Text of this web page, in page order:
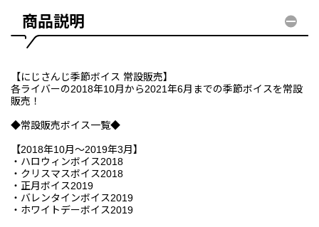
商品説明
【にじさんじ季節ボイス 常設販売】
各ライバーの2018年10月から2021年6月までの季節ボイスを常設
販売！
◆常設販売ボイス一覧◆
【2018年10月～2019年3月】
・ハロウィンボイス2018
・クリスマスボイス2018
・正月ボイス2019
・バレンタインボイス2019
・ホワイトデーボイス2019